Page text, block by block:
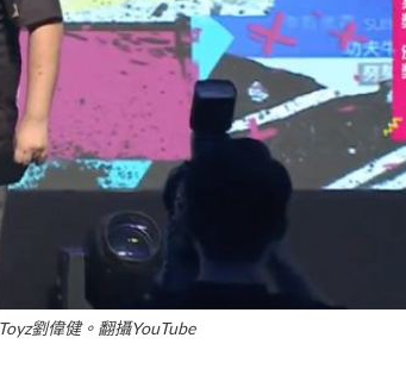
劉偉健。翻攝YouTube